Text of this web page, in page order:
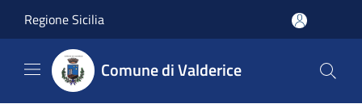
Regione Sicilia
Comune di Valderice